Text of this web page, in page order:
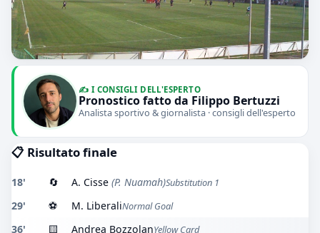
✍️ I CONSIGLI DELL'ESPERTO
Pronostico fatto da Filippo Bertuzzi
Analista sportivo & giornalista · consigli dell'esperto
📋 Risultato finale
18' 🔄 A. Cisse (P. Nuamah)Substitution 1
29' ⚽ M. LiberaliNormal Goal
36' 🟨 Andrea BozzolanYellow Card